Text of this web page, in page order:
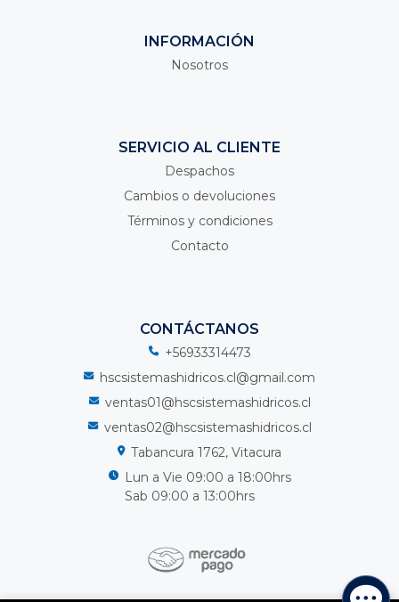
INFORMACIÓN
Nosotros
SERVICIO AL CLIENTE
Despachos
Cambios o devoluciones
Términos y condiciones
Contacto
CONTÁCTANOS
+56933314473
hscsistemashidricos.cl@gmail.com
ventas01@hscsistemashidricos.cl
ventas02@hscsistemashidricos.cl
Tabancura 1762, Vitacura
Lun a Vie 09:00 a 18:00hrs
Sab 09:00 a 13:00hrs